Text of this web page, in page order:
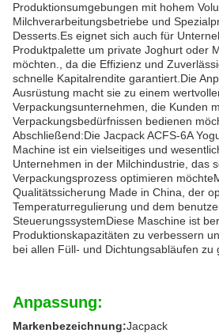
Produktionsumgebungen mit hohem
Milchverarbeitungsbetriebe und
Desserts.Es eignet sich auch für
Produktpalette um private Joghurt oder
möchten., da die Effizienz und
schnelle Kapitalrendite garantiert.Die
Ausrüstung macht sie zu einem
Verpackungsunternehmen, die Kunden
Verpackungsbedürfnissen bedienen
Abschließend:Die Jacpack ACFS-6A
Machine ist ein vielseitiges und
Unternehmen in der Milchindustrie, das
Verpackungsprozess optimieren
Qualitätssicherung Made in China, der
Temperaturregulierung und dem
SteuerungssystemDiese Maschine ist
Produktionskapazitäten zu verbessern
bei allen Füll- und Dichtungsabläufen zu
Anpassung:
Markenbezeichnung:Jacpack